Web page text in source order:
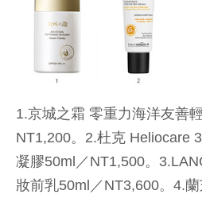
1.京城之霜 零重力海洋友善
NT1,200。2.杜克 Heliocare
凝膠50ml／NT1,500。
妝前乳50ml／NT3,600。4.